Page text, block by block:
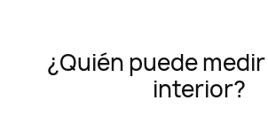
¿Quién puede
interior?